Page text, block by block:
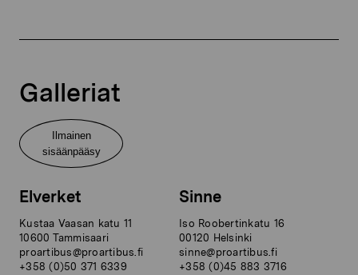
Galleriat
Ilmainen
sisäänpääsy
Elverket
Kustaa Vaasan katu 11
10600 Tammisaari
proartibus@proartibus.fi
+358 (0)50 371 6339
Sinne
Iso Roobertinkatu 16
00120 Helsinki
sinne@proartibus.fi
+358 (0)45 883 3716